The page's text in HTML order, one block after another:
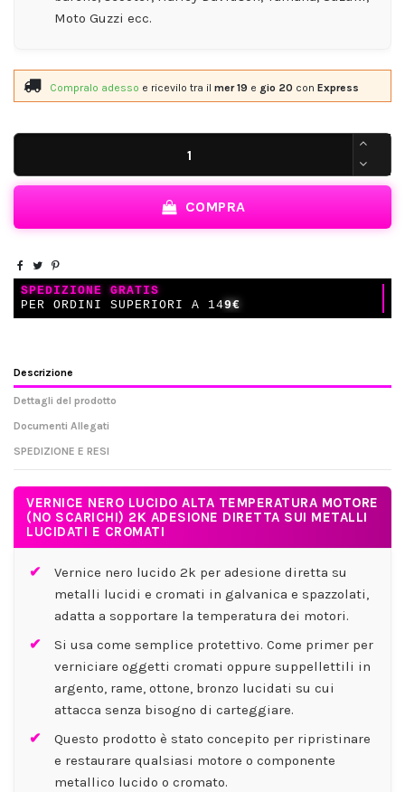
Moto Guzzi ecc.
Compralo adesso e ricevilo tra il mer 19 e gio 20 con Express
COMPRA
SPEDIZIONE GRATIS
PER ORDINI SUPERIORI A 149€
Descrizione
Dettagli del prodotto
Documenti Allegati
SPEDIZIONE E RESI
VERNICE NERO LUCIDO ALTA TEMPERATURA MOTORE
(NO SCARICHI) 2K ADESIONE DIRETTA SUI METALLI
LUCIDATI E CROMATI
Vernice nero lucido 2k per adesione diretta su
metalli lucidi e cromati in galvanica e spazzolati,
adatta a sopportare la temperatura dei motori.
Si usa come semplice protettivo. Come primer per
verniciare oggetti cromati oppure suppellettili in
argento, rame, ottone, bronzo lucidati su cui
attacca senza bisogno di carteggiare.
Questo prodotto è stato concepito per ripristinare
e restaurare qualsiasi motore o componente
metallico lucido o cromato.